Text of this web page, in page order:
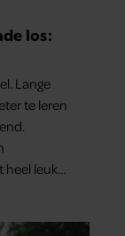
los:
Lange
te leren
heel leuk